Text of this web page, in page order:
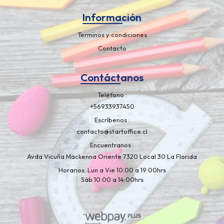
Información
Terminos y condiciones
Contacto
Contáctanos
Teléfono
+56933937450
Escríbenos
contacto@startoffice.cl
Encuentranos
Avda Vicuña Mackenna Oriente 7320 Local 30 La Florida
Horarios: Lun a Vie 10:00 a 19:00hrs
Sáb 10:00 a 14:00hrs